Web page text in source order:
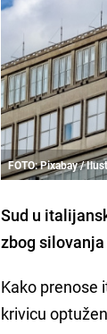
FOTO: Pixabay /
Sud u
zbog
Kako prenose
krivicu